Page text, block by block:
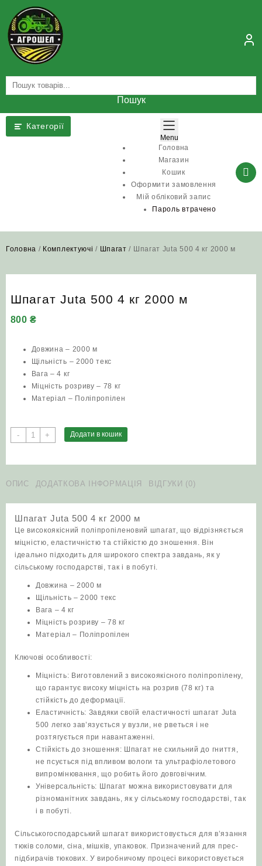
content
Пошук
Категорії
Menu
Головна
Магазин
Кошик
Оформити замовлення
Мій обліковий запис
Пароль втрачено
Головна / Комплектуючі / Шпагат / Шпагат Juta 500 4 кг 2000 м
Шпагат Juta 500 4 кг 2000 м
800₴
Довжина – 2000 м
Щільність – 2000 текс
Вага – 4 кг
Міцність розриву – 78 кг
Матеріал – Поліпропілен
-
Шпагат
Juta
кг
кількість
+ Додати в кошик
ОПИС ДОДАТКОВА ІНФОРМАЦІЯ ВІДГУКИ (0)
Шпагат Juta 500 4 кг 2000 м
Це високоякісний поліпропіленовий шпагат, що відрізняється
міцністю, еластичністю та стійкістю до зношення. Він
ідеально підходить для широкого спектра завдань, як у
сільському господарстві, так і в побуті.
Довжина – 2000 м
Щільність – 2000 текс
Вага – 4 кг
Міцність розриву – 78 кг
Матеріал – Поліпропілен
Ключові особливості:
Міцність: Виготовлений з високоякісного поліпропілену,
що гарантує високу міцність на розрив (78 кг) та
стійкість до деформації.
Еластичність: Завдяки своїй еластичності шпагат Juta
500 легко зав’язується у вузли, не рветься і не
розтягується при навантаженні.
Стійкість до зношення: Шпагат не схильний до гниття,
не псується під впливом вологи та ультрафіолетового
випромінювання, що робить його довговічним.
Універсальність: Шпагат можна використовувати для
різноманітних завдань, як у сільському господарстві, так
і в побуті.
Сільськогосподарський шпагат використовується для в’язання
тюків соломи, сіна, мішків, упаковок. Призначений для прес-
підбирачів тюкових. У виробничому процесі використовується